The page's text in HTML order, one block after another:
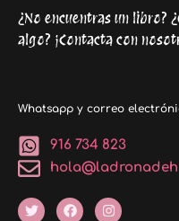
¿No encuentras un libro?
algo? ¡Contacta con
Whatsapp y correo
916 734 823